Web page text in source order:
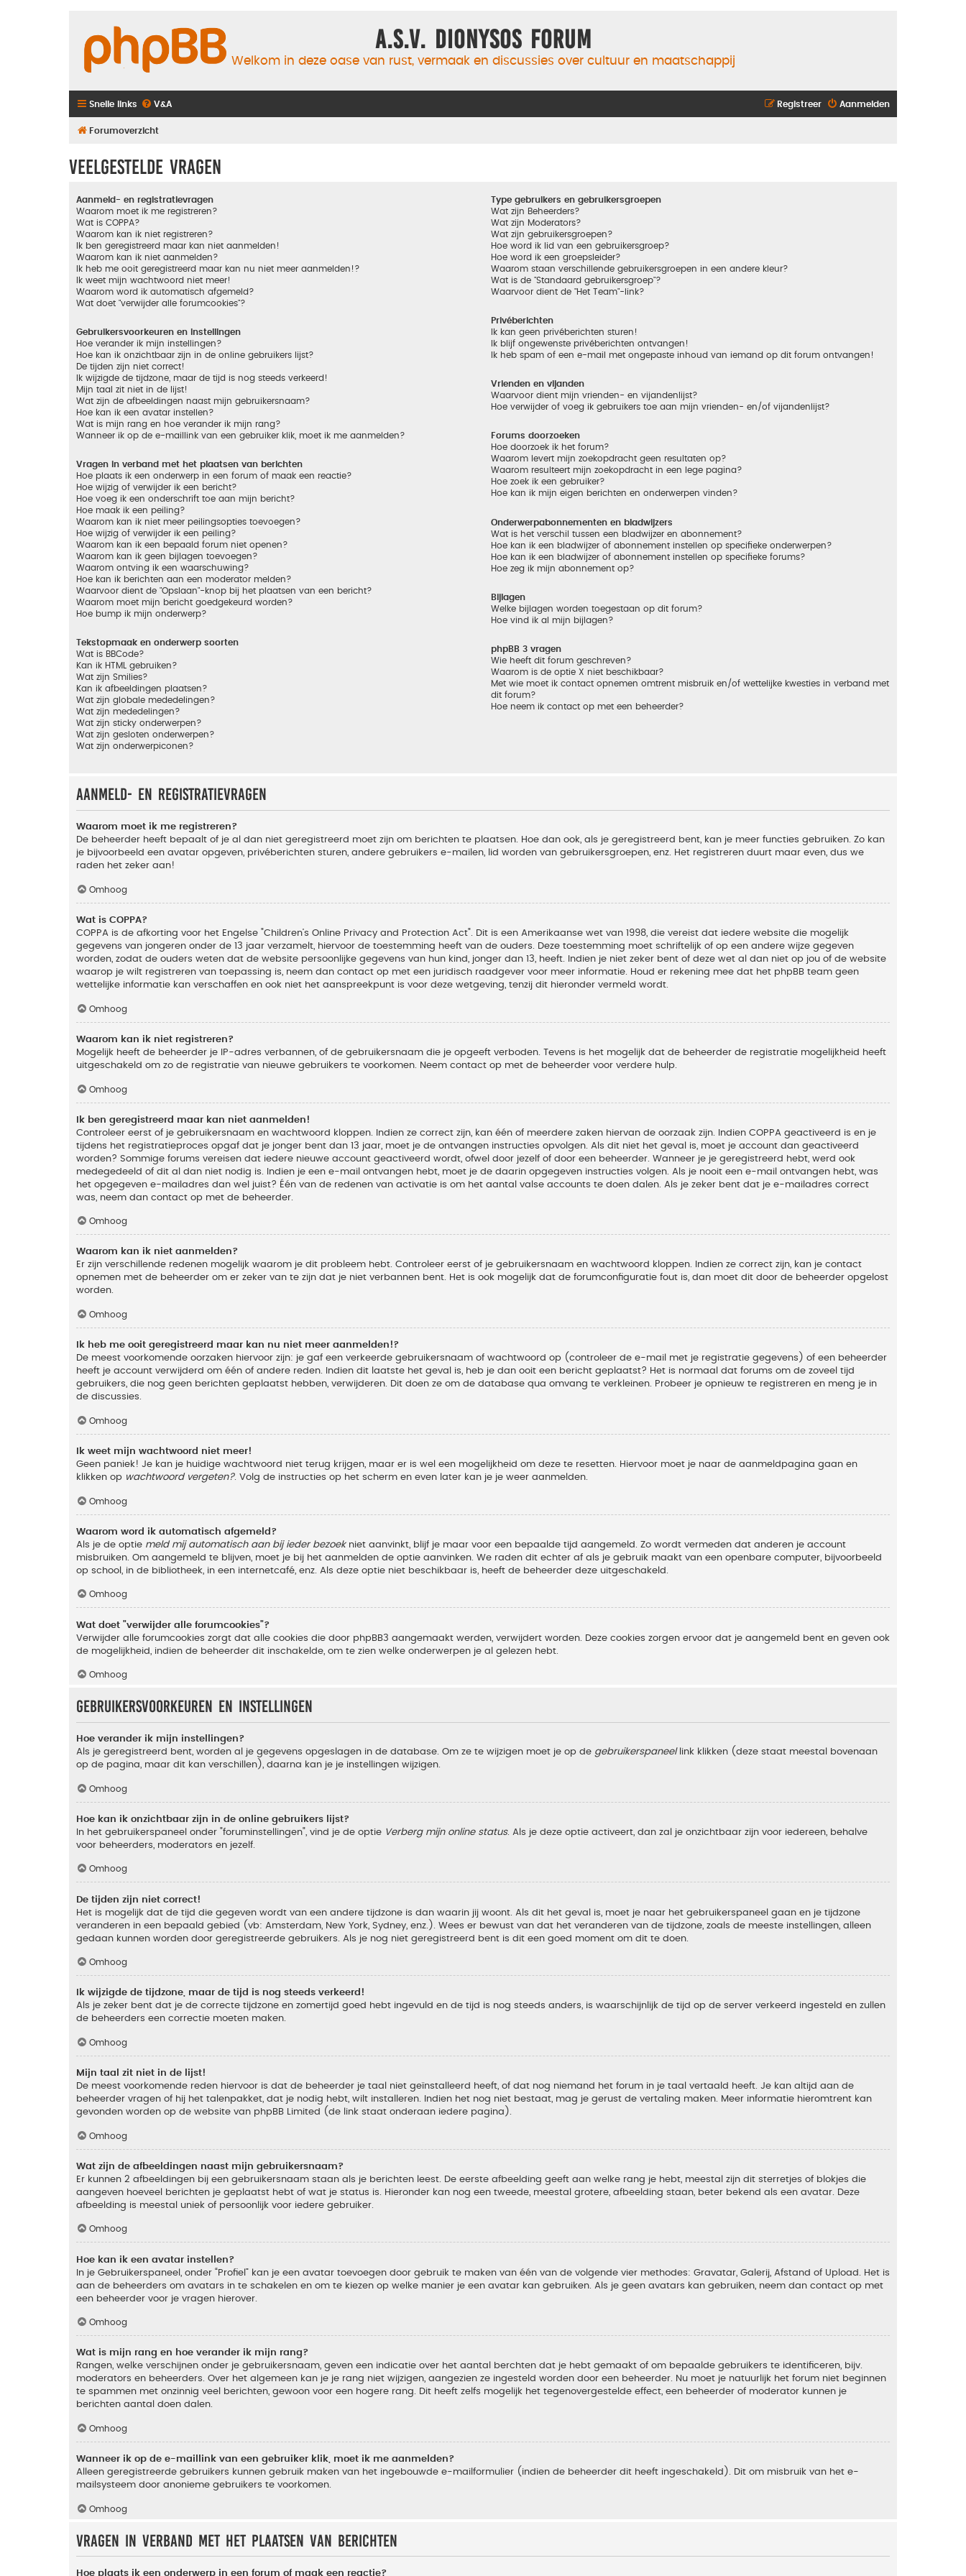
A.S.V. Dionysos Forum
Welkom in deze oase van rust, vermaak en discussies over cultuur en maatschappij
Snelle links V&A Aanmelden
Registreer
Forumoverzicht
Veelgestelde vragen
Aanmeld- en registratievragen
Waarom moet ik me registreren?
Wat is COPPA?
Waarom kan ik niet registreren?
Ik ben geregistreerd maar kan niet aanmelden!
Waarom kan ik niet aanmelden?
Ik heb me ooit geregistreerd maar kan nu niet meer aanmelden!?
Ik weet mijn wachtwoord niet meer!
Waarom word ik automatisch afgemeld?
Wat doet "verwijder alle forumcookies"?
Gebruikersvoorkeuren en instellingen
Hoe verander ik mijn instellingen?
Hoe kan ik onzichtbaar zijn in de online gebruikers lijst?
De tijden zijn niet correct!
Ik wijzigde de tijdzone, maar de tijd is nog steeds verkeerd!
Mijn taal zit niet in de lijst!
Wat zijn de afbeeldingen naast mijn gebruikersnaam?
Hoe kan ik een avatar instellen?
Wat is mijn rang en hoe verander ik mijn rang?
Wanneer ik op de e-maillink van een gebruiker klik, moet ik me aanmelden?
Vragen in verband met het plaatsen van berichten
Hoe plaats ik een onderwerp in een forum of maak een reactie?
Hoe wijzig of verwijder ik een bericht?
Hoe voeg ik een onderschrift toe aan mijn bericht?
Hoe maak ik een peiling?
Waarom kan ik niet meer peilingsopties toevoegen?
Hoe wijzig of verwijder ik een peiling?
Waarom kan ik een bepaald forum niet openen?
Waarom kan ik geen bijlagen toevoegen?
Waarom ontving ik een waarschuwing?
Hoe kan ik berichten aan een moderator melden?
Waarvoor dient de "Opslaan"-knop bij het plaatsen van een bericht?
Waarom moet mijn bericht goedgekeurd worden?
Hoe bump ik mijn onderwerp?
Tekstopmaak en onderwerp soorten
Wat is BBCode?
Kan ik HTML gebruiken?
Wat zijn Smilies?
Kan ik afbeeldingen plaatsen?
Wat zijn globale mededelingen?
Wat zijn mededelingen?
Wat zijn sticky onderwerpen?
Wat zijn gesloten onderwerpen?
Wat zijn onderwerpiconen?
Type gebruikers en gebruikersgroepen
Wat zijn Beheerders?
Wat zijn Moderators?
Wat zijn gebruikersgroepen?
Hoe word ik lid van een gebruikersgroep?
Hoe word ik een groepsleider?
Waarom staan verschillende gebruikersgroepen in een andere kleur?
Wat is de "Standaard gebruikersgroep"?
Waarvoor dient de "Het Team"-link?
Privéberichten
Ik kan geen privéberichten sturen!
Ik blijf ongewenste privéberichten ontvangen!
Ik heb spam of een e-mail met ongepaste inhoud van iemand op dit forum ontvangen!
Vrienden en vijanden
Waarvoor dient mijn vrienden- en vijandenlijst?
Hoe verwijder of voeg ik gebruikers toe aan mijn vrienden- en/of vijandenlijst?
Forums doorzoeken
Hoe doorzoek ik het forum?
Waarom levert mijn zoekopdracht geen resultaten op?
Waarom resulteert mijn zoekopdracht in een lege pagina?
Hoe zoek ik een gebruiker?
Hoe kan ik mijn eigen berichten en onderwerpen vinden?
Onderwerpabonnementen en bladwijzers
Wat is het verschil tussen een bladwijzer en abonnement?
Hoe kan ik een bladwijzer of abonnement instellen op specifieke onderwerpen?
Hoe kan ik een bladwijzer of abonnement instellen op specifieke forums?
Hoe zeg ik mijn abonnement op?
Bijlagen
Welke bijlagen worden toegestaan op dit forum?
Hoe vind ik al mijn bijlagen?
phpBB 3 vragen
Wie heeft dit forum geschreven?
Waarom is de optie X niet beschikbaar?
Met wie moet ik contact opnemen omtrent misbruik en/of wettelijke kwesties in verband met
dit forum?
Hoe neem ik contact op met een beheerder?
Aanmeld- en registratievragen
Waarom moet ik me registreren?
De beheerder heeft bepaalt of je al dan niet geregistreerd moet zijn om berichten te plaatsen. Hoe dan ook, als je geregistreerd bent, kan je meer functies gebruiken. Zo kan
je bijvoorbeeld een avatar opgeven, privéberichten sturen, andere gebruikers e-mailen, lid worden van gebruikersgroepen, enz. Het registreren duurt maar even, dus we
raden het zeker aan!
Omhoog
Wat is COPPA?
COPPA is de afkorting voor het Engelse "Children’s Online Privacy and Protection Act". Dit is een Amerikaanse wet van 1998, die vereist dat iedere website die mogelijk
gegevens van jongeren onder de 13 jaar verzamelt, hiervoor de toestemming heeft van de ouders. Deze toestemming moet schriftelijk of op een andere wijze gegeven
worden, zodat de ouders weten dat de website persoonlijke gegevens van hun kind, jonger dan 13, heeft. Indien je niet zeker bent of deze wet al dan niet op jou of de website
waarop je wilt registreren van toepassing is, neem dan contact op met een juridisch raadgever voor meer informatie. Houd er rekening mee dat het phpBB team geen
wettelijke informatie kan verschaffen en ook niet het aanspreekpunt is voor deze wetgeving, tenzij dit hieronder vermeld wordt.
Omhoog
Waarom kan ik niet registreren?
Mogelijk heeft de beheerder je IP-adres verbannen, of de gebruikersnaam die je opgeeft verboden. Tevens is het mogelijk dat de beheerder de registratie mogelijkheid heeft
uitgeschakeld om zo de registratie van nieuwe gebruikers te voorkomen. Neem contact op met de beheerder voor verdere hulp.
Omhoog
Ik ben geregistreerd maar kan niet aanmelden!
Controleer eerst of je gebruikersnaam en wachtwoord kloppen. Indien ze correct zijn, kan één of meerdere zaken hiervan de oorzaak zijn. Indien COPPA geactiveerd is en je
tijdens het registratieproces opgaf dat je jonger bent dan 13 jaar, moet je de ontvangen instructies opvolgen. Als dit niet het geval is, moet je account dan geactiveerd
worden? Sommige forums vereisen dat iedere nieuwe account geactiveerd wordt, ofwel door jezelf of door een beheerder. Wanneer je je geregistreerd hebt, werd ook
medegedeeld of dit al dan niet nodig is. Indien je een e-mail ontvangen hebt, moet je de daarin opgegeven instructies volgen. Als je nooit een e-mail ontvangen hebt, was
het opgegeven e-mailadres dan wel juist? Één van de redenen van activatie is om het aantal valse accounts te doen dalen. Als je zeker bent dat je e-mailadres correct
was, neem dan contact op met de beheerder.
Omhoog
Waarom kan ik niet aanmelden?
Er zijn verschillende redenen mogelijk waarom je dit probleem hebt. Controleer eerst of je gebruikersnaam en wachtwoord kloppen. Indien ze correct zijn, kan je contact
opnemen met de beheerder om er zeker van te zijn dat je niet verbannen bent. Het is ook mogelijk dat de forumconfiguratie fout is, dan moet dit door de beheerder opgelost
worden.
Omhoog
Ik heb me ooit geregistreerd maar kan nu niet meer aanmelden!?
De meest voorkomende oorzaken hiervoor zijn: je gaf een verkeerde gebruikersnaam of wachtwoord op (controleer de e-mail met je registratie gegevens) of een beheerder
heeft je account verwijderd om één of andere reden. Indien dit laatste het geval is, heb je dan ooit een bericht geplaatst? Het is normaal dat forums om de zoveel tijd
gebruikers, die nog geen berichten geplaatst hebben, verwijderen. Dit doen ze om de database qua omvang te verkleinen. Probeer je opnieuw te registreren en meng je in
de discussies.
Omhoog
Ik weet mijn wachtwoord niet meer!
Geen paniek! Je kan je huidige wachtwoord niet terug krijgen, maar er is wel een mogelijkheid om deze te resetten. Hiervoor moet je naar de aanmeldpagina gaan en
klikken op wachtwoord vergeten?. Volg de instructies op het scherm en even later kan je je weer aanmelden.
Omhoog
Waarom word ik automatisch afgemeld?
Als je de optie meld mij automatisch aan bij ieder bezoekniet aanvinkt, blijf je maar voor een bepaalde tijd aangemeld. Zo wordt vermeden dat anderen je account
misbruiken. Om aangemeld te blijven, moet je bij het aanmelden de optie aanvinken. We raden dit echter af als je gebruik maakt van een openbare computer, bijvoorbeeld
op school, in de bibliotheek, in een internetcafé, enz. Als deze optie niet beschikbaar is, heeft de beheerder deze uitgeschakeld.
Omhoog
Wat doet "verwijder alle forumcookies"?
Verwijder alle forumcookies zorgt dat alle cookies die door phpBB3 aangemaakt werden, verwijdert worden. Deze cookies zorgen ervoor dat je aangemeld bent en geven ook
de mogelijkheid, indien de beheerder dit inschakelde, om te zien welke onderwerpen je al gelezen hebt.
Omhoog
Gebruikersvoorkeuren en instellingen
Hoe verander ik mijn instellingen?
Als je geregistreerd bent, worden al je gegevens opgeslagen in de database. Om ze te wijzigen moet je op de gebruikerspaneellink klikken (deze staat meestal bovenaan
op de pagina, maar dit kan verschillen), daarna kan je je instellingen wijzigen.
Omhoog
Hoe kan ik onzichtbaar zijn in de online gebruikers lijst?
In het gebruikerspaneel onder "foruminstellingen", vind je de optie Verberg mijn online status. Als je deze optie activeert, dan zal je onzichtbaar zijn voor iedereen, behalve
voor beheerders, moderators en jezelf.
Omhoog
De tijden zijn niet correct!
Het is mogelijk dat de tijd die gegeven wordt van een andere tijdzone is dan waarin jij woont. Als dit het geval is, moet je naar het gebruikerspaneel gaan en je tijdzone
veranderen in een bepaald gebied (vb: Amsterdam, New York, Sydney, enz.). Wees er bewust van dat het veranderen van de tijdzone, zoals de meeste instellingen, alleen
gedaan kunnen worden door geregistreerde gebruikers. Als je nog niet geregistreerd bent is dit een goed moment om dit te doen.
Omhoog
Ik wijzigde de tijdzone, maar de tijd is nog steeds verkeerd!
Als je zeker bent dat je de correcte tijdzone en zomertijd goed hebt ingevuld en de tijd is nog steeds anders, is waarschijnlijk de tijd op de server verkeerd ingesteld en zullen
de beheerders een correctie moeten maken.
Omhoog
Mijn taal zit niet in de lijst!
De meest voorkomende reden hiervoor is dat de beheerder je taal niet geïnstalleerd heeft, of dat nog niemand het forum in je taal vertaald heeft. Je kan altijd aan de
beheerder vragen of hij het talenpakket, dat je nodig hebt, wilt installeren. Indien het nog niet bestaat, mag je gerust de vertaling maken. Meer informatie hieromtrent kan
gevonden worden op de website van phpBB Limited (de link staat onderaan iedere pagina).
Omhoog
Wat zijn de afbeeldingen naast mijn gebruikersnaam?
Er kunnen 2 afbeeldingen bij een gebruikersnaam staan als je berichten leest. De eerste afbeelding geeft aan welke rang je hebt, meestal zijn dit sterretjes of blokjes die
aangeven hoeveel berichten je geplaatst hebt of wat je status is. Hieronder kan nog een tweede, meestal grotere, afbeelding staan, beter bekend als een avatar. Deze
afbeelding is meestal uniek of persoonlijk voor iedere gebruiker.
Omhoog
Hoe kan ik een avatar instellen?
In je Gebruikerspaneel, onder “Profiel” kan je een avatar toevoegen door gebruik te maken van één van de volgende vier methodes: Gravatar, Galerij, Afstand of Upload. Het is
aan de beheerders om avatars in te schakelen en om te kiezen op welke manier je een avatar kan gebruiken. Als je geen avatars kan gebruiken, neem dan contact op met
een beheerder voor je vragen hierover.
Omhoog
Wat is mijn rang en hoe verander ik mijn rang?
Rangen, welke verschijnen onder je gebruikersnaam, geven een indicatie over het aantal berchten dat je hebt gemaakt of om bepaalde gebruikers te identificeren, bijv.
moderators en beheerders. Over het algemeen kan je je rang niet wijzigen, aangezien ze ingesteld worden door een beheerder. Nu moet je natuurlijk het forum niet beginnen
te spammen met onzinnig veel berichten, gewoon voor een hogere rang. Dit heeft zelfs mogelijk het tegenovergestelde effect, een beheerder of moderator kunnen je
berichten aantal doen dalen.
Omhoog
Wanneer ik op de e-maillink van een gebruiker klik, moet ik me aanmelden?
Alleen geregistreerde gebruikers kunnen gebruik maken van het ingebouwde e-mailformulier (indien de beheerder dit heeft ingeschakeld). Dit om misbruik van het e-
mailsysteem door anonieme gebruikers te voorkomen.
Omhoog
Vragen in verband met het plaatsen van berichten
Hoe plaats ik een onderwerp in een forum of maak een reactie?